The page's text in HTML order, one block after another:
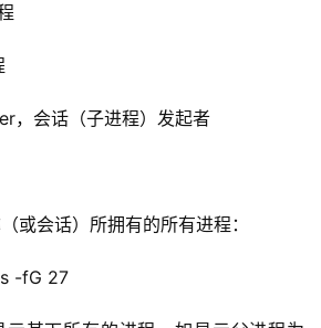
，会话（子进程）发起者
或会话）所拥有的所有进程：
-fG 27